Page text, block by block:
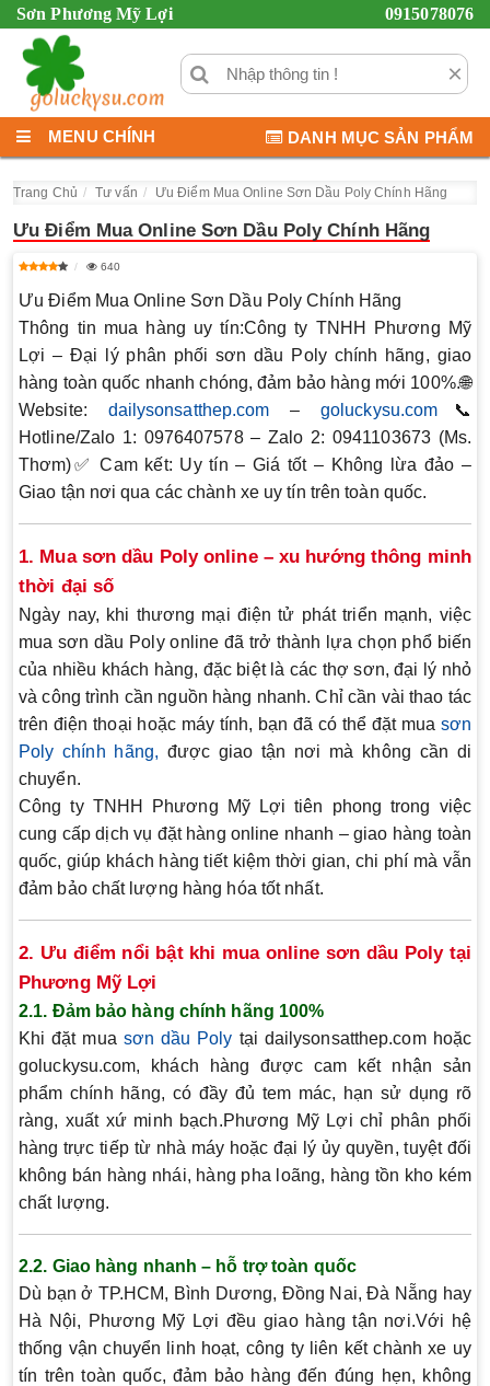
Sơn Phương Mỹ Lợi 0915078076
×
MENU CHÍNH DANH MỤC SẢN PHẨM
Trang Chủ Tư vấn Ưu Điểm Mua Online Sơn Dầu Poly Chính Hãng
Ưu Điểm Mua Online Sơn Dầu Poly Chính Hãng
640
Ưu Điểm Mua Online Sơn Dầu Poly Chính Hãng
Thông tin mua hàng uy tín:Công ty TNHH Phương Mỹ
Lợi – Đại lý phân phốisơn dầu Poly chính hãng, giao
hàng toàn quốc nhanh chóng, đảm bảo hàng mới 100%.🌐
Website: dailysonsatthep.com – goluckysu.com 📞
Hotline/Zalo 1: 0976407578–Zalo 2: 0941103673 (Ms.
Thơm)✅Cam kết: Uy tín – Giá tốt – Không lừa đảo –
Giao tận nơi qua các chành xe uy tín trên toàn quốc.
1. Mua sơn dầu Poly online – xu hướng thông minh
thời đại số
Ngày nay, khi thương mại điện tử phát triển mạnh, việc
mua sơn dầu Poly online đã trở thành lựa chọn phổ biến
của nhiều khách hàng, đặc biệt là các thợ sơn, đại lý nhỏ
và công trình cần nguồn hàng nhanh. Chỉ cần vài thao tác
trên điện thoại hoặc máy tính, bạn đã có thể đặt mua sơn
Poly chính hãng, được giao tận nơi mà không cần di
chuyển.
Công ty TNHH Phương Mỹ Lợi tiên phong trong việc
cung cấpdịch vụ đặt hàng online nhanh – giao hàng toàn
quốc, giúp khách hàng tiết kiệm thời gian, chi phí mà vẫn
đảm bảo chất lượng hàng hóa tốt nhất.
2. Ưu điểm nổi bật khi mua online sơn dầu Poly tại
Phương Mỹ Lợi
2.1. Đảm bảo hàng chính hãng 100%
Khi đặt mua sơn dầu Poly tại dailysonsatthep.comhoặc
goluckysu.com, khách hàng được cam kết nhận sản
phẩm chính hãng, có đầy đủ tem mác, hạn sử dụng rõ
ràng, xuất xứ minh bạch.Phương Mỹ Lợi chỉ phân phối
hàng trực tiếp từ nhà máy hoặc đại lý ủy quyền, tuyệt đối
không bán hàng nhái, hàng pha loãng, hàng tồn kho kém
chất lượng.
2.2. Giao hàng nhanh – hỗ trợ toàn quốc
Dù bạn ở TP.HCM, Bình Dương, Đồng Nai, Đà Nẵng hay
Hà Nội, Phương Mỹ Lợi đềugiao hàng tận nơi.Với hệ
thống vận chuyển linh hoạt, công ty liên kết chành xe uy
tín trên toàn quốc, đảm bảo hàng đến đúng hẹn, không